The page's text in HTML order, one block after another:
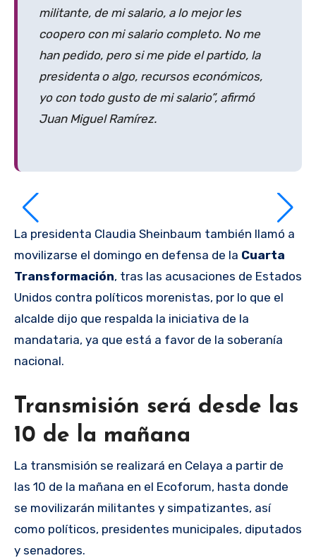
militante, de mi salario, a lo mejor les
coopero con mi salario completo. No me
han pedido, pero si me pide el partido, la
presidenta o algo, recursos económicos,
yo con todo gusto de mi salario”, afirmó
Juan Miguel Ramírez.
La presidenta Claudia Sheinbaum también llamó a
movilizarse el domingo en defensa de la Cuarta
Transformación, tras las acusaciones de Estados
Unidos contra políticos morenistas, por lo que el
alcalde dijo que respalda la iniciativa de la
mandataria, ya que está a favor de la soberanía
nacional.
Transmisión será desde las
10 de la mañana
La transmisión se realizará en Celaya a partir de
las 10 de la mañana en el Ecoforum, hasta donde
se movilizarán militantes y simpatizantes, así
como políticos, presidentes municipales, diputados
y senadores.